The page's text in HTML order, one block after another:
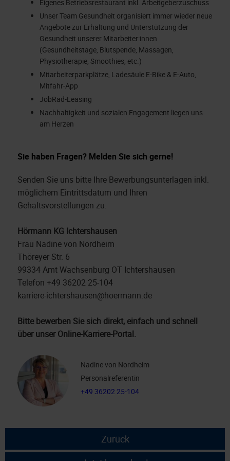
Eigenes Betriebsrestaurant inkl. Arbeitgeberzuschuss
Unser Team Gesundheit organisiert immer wieder neue
Angebote zur Erhaltung und Unterstützung der
Gesundheit unserer Mitarbeiter:innen
(Gesundheitstage, Blutspende, Massagen,
Physiotherapie, Smoothies, etc.)
Mitarbeiterparkplätze, Ladesäule E-Bike & E-Auto,
Mitfahr-App
JobRad-Leasing
Nachhaltigkeit und sozialen Engagement liegen uns
am Herzen
Sie haben Fragen? Melden Sie sich gerne!
Senden Sie uns bitte Ihre Bewerbungsunterlagen inkl.
möglichem Eintrittsdatum und Ihren
Gehaltsvorstellungen zu.
Hörmann KG Ichtershausen
Frau Nadine von Nordheim
Thöreyer Str. 6
99334 Amt Wachsenburg OT Ichtershausen
Telefon +49 36202 25-104
karriere-ichtershausen@hoermann.de
Bitte bewerben Sie sich direkt, einfach und schnell
über unser Online-Karriere-Portal.
Nadine von Nordheim
Personalreferentin
+49 36202 25-104
Zurück